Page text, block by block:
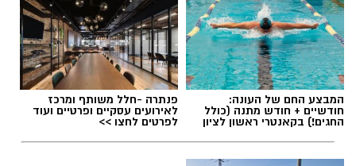
תגים:מכבי ראשון לציון, אור קורלניוס
המבצע החם של העונה:
חודשיים + חודש מתנה (כולל
החגים!) בקאנטרי ראשון לציון
פנתרה -חלל משותף ומרכז
לאירועים עסקיים ופרטיים ועוד
לפרטים לחצו >>